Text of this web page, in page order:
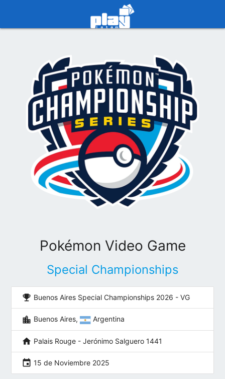
Pokémon Video Game
Special Championships
emoji_events Buenos Aires Special Championships 2026 - VG
location_city Buenos Aires, Argentina
home Palais Rouge - Jerónimo Salguero 1441
event 15 de Noviembre 2025